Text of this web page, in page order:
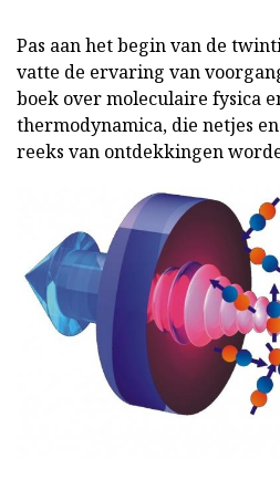
Pas aan het begin van de
vatte de ervaring van
boek over moleculaire fysica
thermodynamica, die netjes
reeks van ontdekkingen